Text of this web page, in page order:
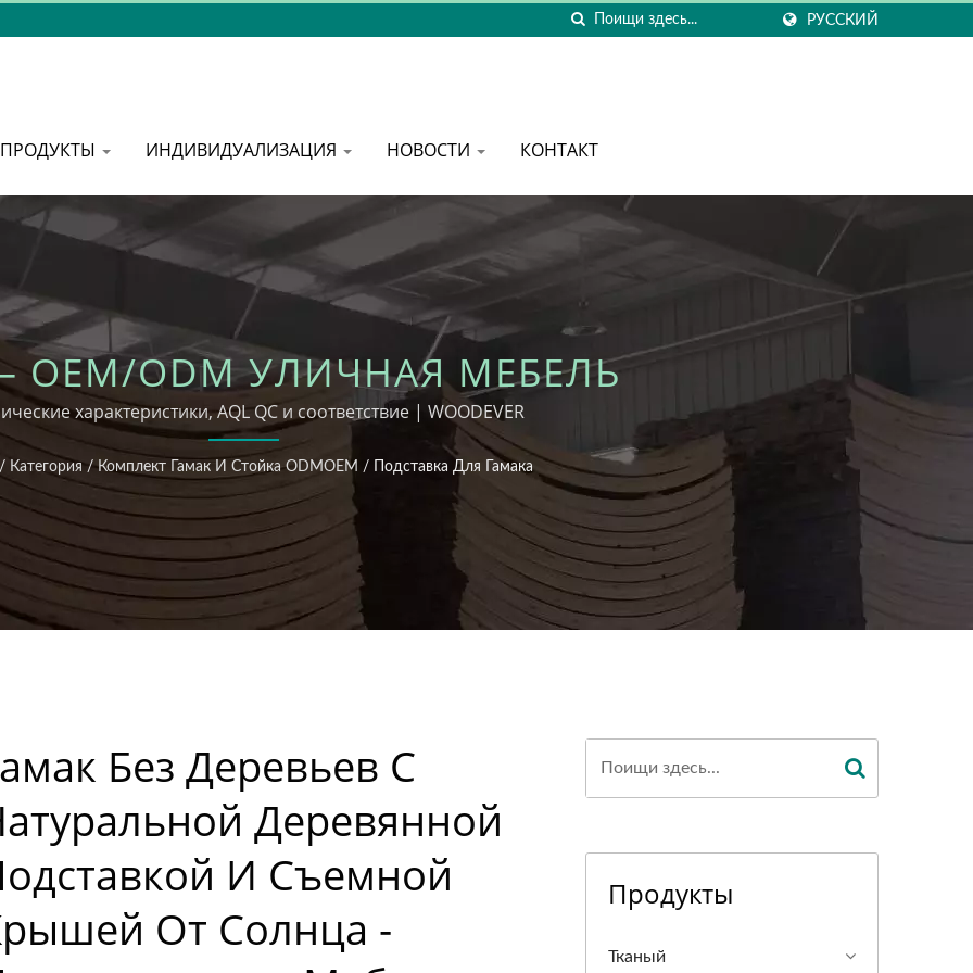
РУССКИЙ
ПРОДУКТЫ ИНДИВИДУАЛИЗАЦИЯ НОВОСТИ КОНТАКТ
OEM/ODM УЛИЧНАЯ МЕБЕЛЬ
характеристики, AQL QC и соответствие | WOODEVER
/ Категория / Комплект Гамак И Стойка ODMOEM / Подставка Для Гамака
Без Деревьев С
Деревянной
И Съемной
От Солнца -
Продукты
Тканый